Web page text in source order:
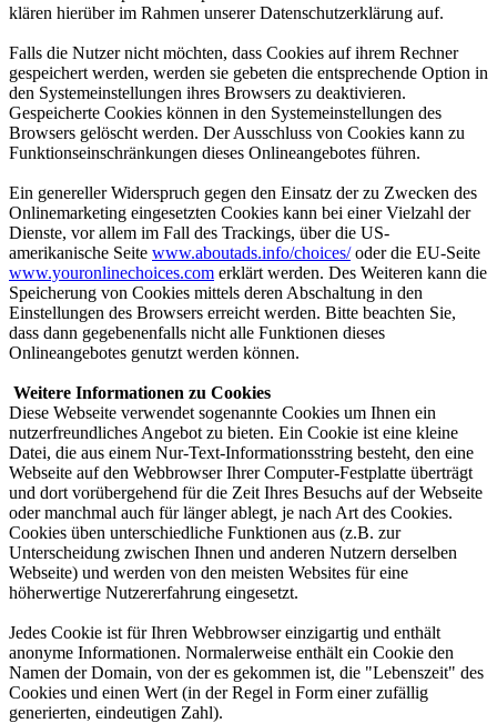
klären hierüber im Rahmen unserer Datenschutzerklärung auf.
Falls die Nutzer nicht möchten, dass Cookies auf ihrem Rechner
gespeichert werden, werden sie gebeten die entsprechende Option in
den Systemeinstellungen ihres Browsers zu deaktivieren.
Gespeicherte Cookies können in den Systemeinstellungen des
Browsers gelöscht werden. Der Ausschluss von Cookies kann zu
Funktionseinschränkungen dieses Onlineangebotes führen.
Ein genereller Widerspruch gegen den Einsatz der zu Zwecken des
Onlinemarketing eingesetzten Cookies kann bei einer Vielzahl der
Dienste, vor allem im Fall des Trackings, über die US-
amerikanische Seite www.aboutads.info/choices/oder die EU-Seite
www.youronlinechoices.com erklärt werden. Des Weiteren kann die
Speicherung von Cookies mittels deren Abschaltung in den
Einstellungen des Browsers erreicht werden. Bitte beachten Sie,
dass dann gegebenenfalls nicht alle Funktionen dieses
Onlineangebotes genutzt werden können.
Weitere Informationen zu Cookies
Diese Webseite verwendet sogenannte Cookies um Ihnen ein
nutzerfreundliches Angebot zu bieten. Ein Cookie ist eine kleine
Datei, die aus einem Nur-Text-Informationsstring besteht, den eine
Webseite auf den Webbrowser Ihrer Computer-Festplatte überträgt
und dort vorübergehend für die Zeit Ihres Besuchs auf der Webseite
oder manchmal auch für länger ablegt, je nach Art des Cookies.
Cookies üben unterschiedliche Funktionen aus (z.B. zur
Unterscheidung zwischen Ihnen und anderen Nutzern derselben
Webseite) und werden von den meisten Websites für eine
höherwertige Nutzererfahrung eingesetzt.
Jedes Cookie ist für Ihren Webbrowser einzigartig und enthält
anonyme Informationen. Normalerweise enthält ein Cookie den
Namen der Domain, von der es gekommen ist, die "Lebenszeit" des
Cookies und einen Wert (in der Regel in Form einer zufällig
generierten, eindeutigen Zahl).